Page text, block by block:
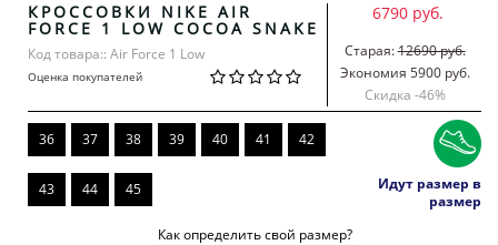
КРОССОВКИ NIKE AIR
FORCE 1 LOW COCOA SNAKE
Код товара:: Air Force 1 Low
Оценка покупателей
6790 руб.
Старая:12690 руб.
Экономия 5900 руб.
Скидка -46%
36 37 38 39 40 41 42
43 44 45
Идут размер в
размер
Как определить свой размер?